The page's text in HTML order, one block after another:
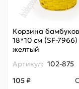
Корзина
18*10 см (SF-7966)
желтый
Артикул: 102-875
105 ₽